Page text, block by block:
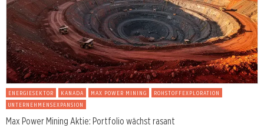
ENERGIESEKTOR KANADA MAX POWER MINING
ROHSTOFFEXPLORATION
UNTERNEHMENSEXPANSION
Max Power Mining Aktie: Portfolio wächst rasant